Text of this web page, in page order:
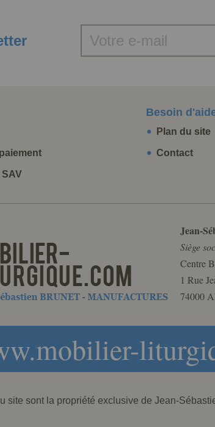
Besoin
Plan du site
Contact
Jean-
Siège
Centre
1 Rue
74000
site sont la propriété exclusive de Jean-